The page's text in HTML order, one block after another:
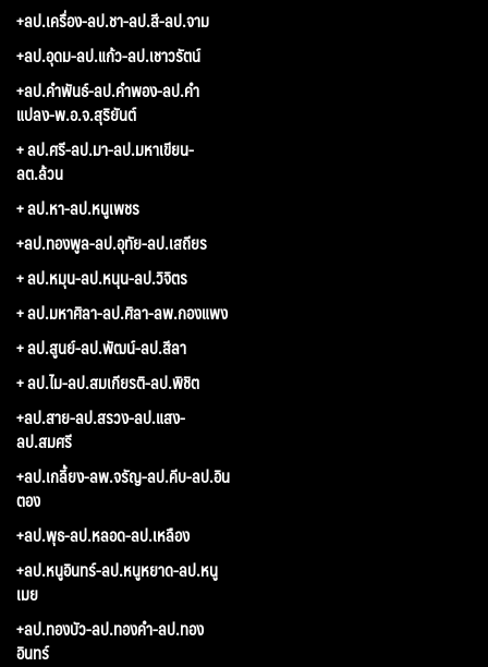
+ลป.เครื่อง-ลป.ชา-ลป.สี-ลป.จาม
+ลป.อุดม-ลป.แก้ว-ลป.เชาวรัตน์
+ลป.คำพันธ์-ลป.คำพอง-ลป.คำ
แปลง-พ.อ.จ.สุริยันต์
+ ลป.ศรี-ลป.มา-ลป.มหาเขียน-
ลต.ล้วน
+ ลป.หา-ลป.หนูเพชร
+ลป.ทองพูล-ลป.อุทัย-ลป.เสถียร
+ ลป.หมุน-ลป.หนุน-ลป.วิจิตร
+ ลป.มหาศิลา-ลป.ศิลา-ลพ.กองแพง
+ ลป.สูนย์-ลป.พัฒน์-ลป.สีลา
+ ลป.ไม-ลป.สมเกียรติ-ลป.พิชิต
+ลป.สาย-ลป.สรวง-ลป.แสง-
ลป.สมศรี
+ลป.เกลี้ยง-ลพ.จรัญ-ลป.คีบ-ลป.อิน
ตอง
+ลป.พุธ-ลป.หลอด-ลป.เหลือง
+ลป.หนูอินทร์-ลป.หนูหยาด-ลป.หนู
เมย
+ลป.ทองบัว-ลป.ทองคำ-ลป.ทอง
อินทร์